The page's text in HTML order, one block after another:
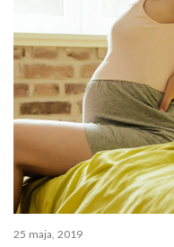
25 maja, 2019